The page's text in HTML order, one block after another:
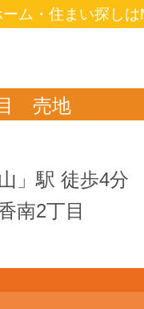
ーム・住まい探し
売地
」駅 徒歩4分
南2丁目